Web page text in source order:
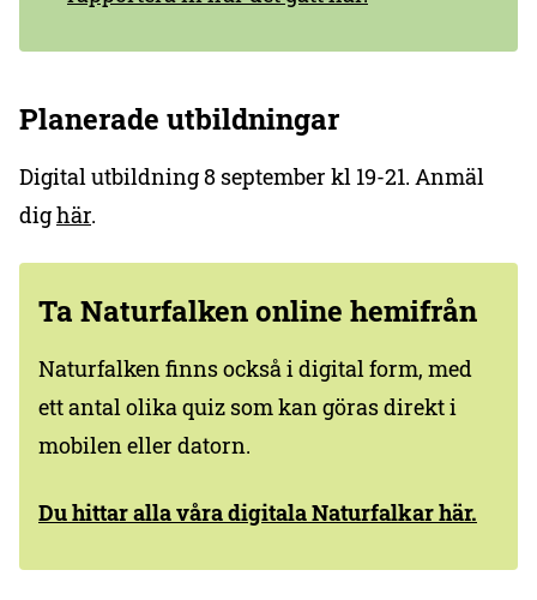
Planerade utbildningar
Digital utbildning 8 september kl 19-21. Anmäl
dighär.
Ta Naturfalken online hemifrån
Naturfalken finns också i digital form, med
ett antal olika quiz som kan göras direkt i
mobilen eller datorn.
Du hittar alla våra digitala Naturfalkar här.